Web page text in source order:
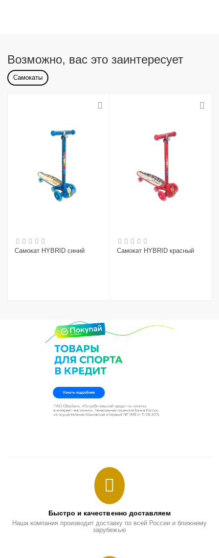
Возможно, вас это заинтересует
Самокаты
Самокат HYBRID синий Самокат HYBRID красный
Быстро и качественно доставляем
Наша компания производит доставку по всей России и ближнему
зарубежью